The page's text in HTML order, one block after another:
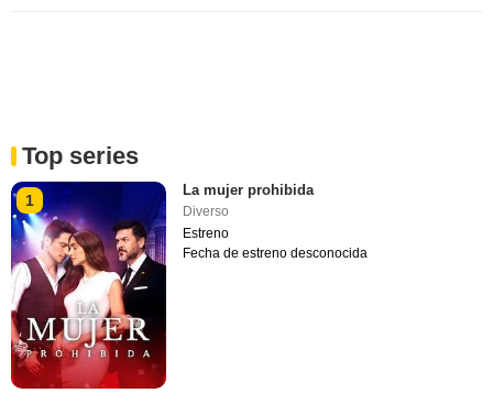
Top series
1
La mujer prohibida
Diverso
Estreno
Fecha de estreno desconocida